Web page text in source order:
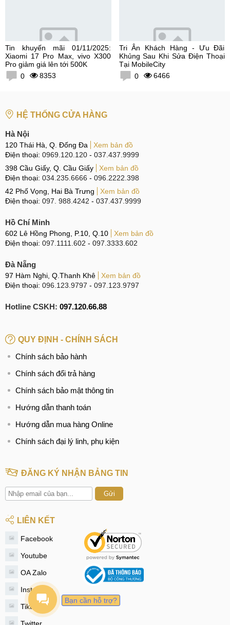
Tin khuyến mãi 01/11/2025:
Xiaomi 17 Pro Max, vivo X300
Pro giảm giá lên tới 500K
0
8353
Tri Ân Khách Hàng - Ưu Đãi
Khủng Sau Khi Sửa Điện Thoại
Tại MobileCity
0
6466
HỆ THỐNG CỬA HÀNG
Hà Nội
120 Thái Hà, Q. Đống Đa
Xem bản đồ
Điện thoại: 0969.120.120 - 037.437.9999
398 Cầu Giấy, Q. Cầu Giấy
Xem bản đồ
Điện thoại: 034.235.6666 - 096.2222.398
42 Phố Vọng, Hai Bà Trưng
Xem bản đồ
Điện thoại: 097. 988.4242 - 037.437.9999
Hồ Chí Minh
602 Lê Hồng Phong, P.10, Q.10
Xem bản đồ
Điện thoại: 097.1111.602 - 097.3333.602
Đà Nẵng
97 Hàm Nghi, Q.Thanh Khê
Xem bản đồ
Điện thoại: 096.123.9797 - 097.123.9797
Hotline CSKH: 097.120.66.88
QUY ĐỊNH - CHÍNH SÁCH
Chính sách bảo hành
Chính sách đổi trả hàng
Chính sách bảo mật thông tin
Hướng dẫn thanh toán
Hướng dẫn mua hàng Online
Chính sách đại lý linh, phụ kiện
ĐĂNG KÝ NHẬN BẢNG TIN
Gửi
LIÊN KẾT
Facebook
Youtube
OA Zalo
Instagram
Tiktok
Twitter
Bạn cần hỗ trợ?